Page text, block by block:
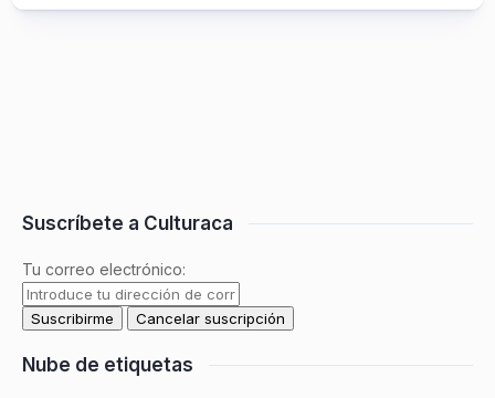
Suscríbete a Culturaca
Tu correo electrónico:
Nube de etiquetas